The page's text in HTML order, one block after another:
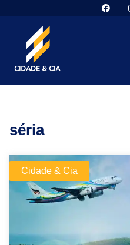
séria
Cidade & Cia